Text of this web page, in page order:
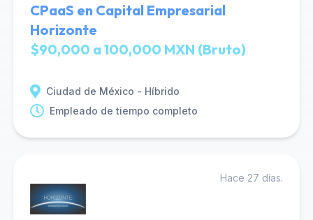
CPaaS en Capital Empresarial
Horizonte
$90,000 a 100,000 MXN (Bruto)
Ciudad de México - Híbrido
Empleado de tiempo completo
Hace 27 días.